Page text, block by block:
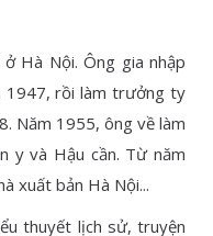
Hà Nội. Ông gia nhập
1947, rồi làm trưởng ty
Năm 1955, ông về làm
y và Hậu cần. Từ năm
xuất bản Hà Nội...
thuyết lịch sử, truyện